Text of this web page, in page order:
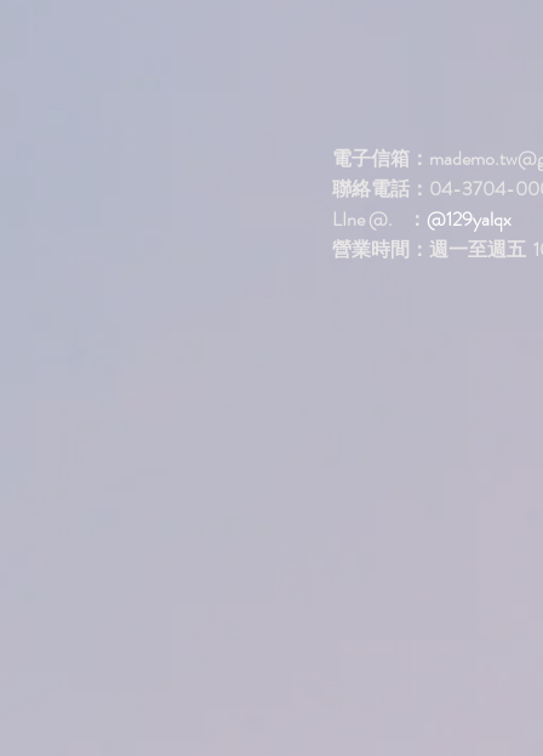
電子信箱：
聯絡電話：04-3704-
LIne @. ： @129yalqx
營業時間：週一至週五